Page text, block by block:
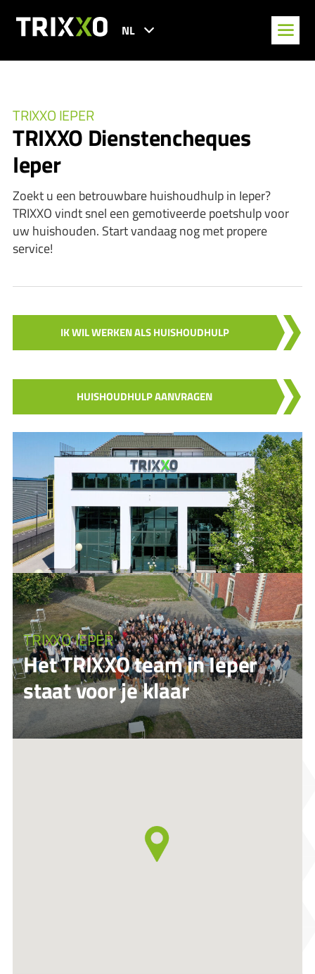
NL
TRIXXO IEPER
TRIXXO Dienstencheques
Ieper
Zoekt u een betrouwbare huishoudhulp in Ieper?
TRIXXO vindt snel een gemotiveerde poetshulp voor
uw huishouden. Start vandaag nog met propere
service!
IK WIL WERKEN ALS HUISHOUDHULP
HUISHOUDHULP AANVRAGEN
TRIXXO IEPER
Het TRIXXO team in Ieper
staat voor je klaar